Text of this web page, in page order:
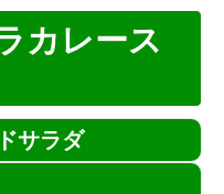
カレース
サラダ